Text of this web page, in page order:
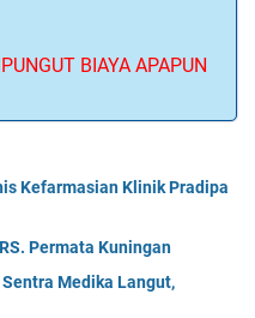
BIAYA APAPUN
Kefarmasian Klinik Pradipa
Permata Kuningan
Medika Langut,